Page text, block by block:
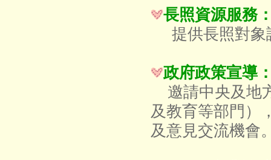
長照資源服務
提供長照對象
政府政策宣導
邀請中央及地
及教育等部門）
及意見交流機會